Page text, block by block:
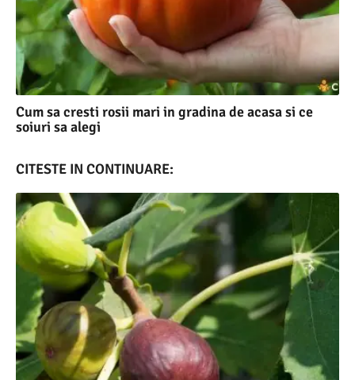
Cum sa cresti rosii mari in gradina de acasa si ce
soiuri sa alegi
CITESTE IN CONTINUARE: